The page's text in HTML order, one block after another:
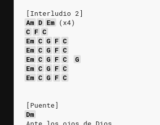
[Interludio 2]
Am D Em (x4)
C F C
Em C G F C
Em C G F C
Em C G F C
G
Em C G F C
Em C G F C
[Puente]
Dm